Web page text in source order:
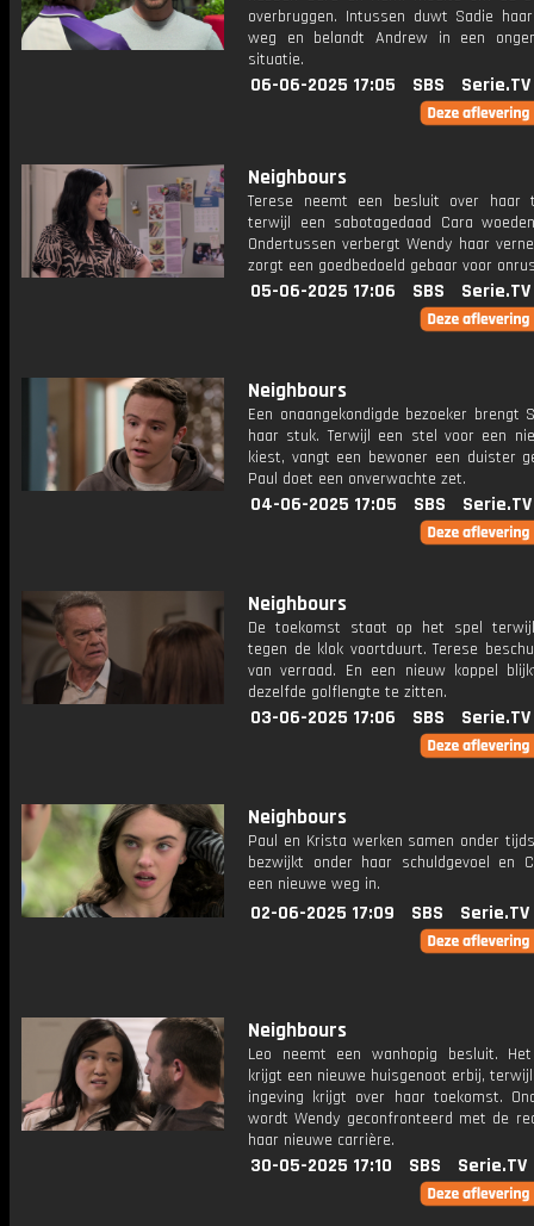
overbruggen. Intussen duwt Sadie
weg en belandt Andrew in een
situatie.
06-06-2025 17:05 SBS Serie.TV
Neighbours
Terese neemt een besluit over haar
terwijl een sabotagedaad Cara
Ondertussen verbergt Wendy haar
zorgt een goedbedoeld gebaar voor
05-06-2025 17:06 SBS Serie.TV
Neighbours
Een onaangekondigde bezoeker brengt
haar stuk. Terwijl een stel voor een
kiest, vangt een bewoner een duister
Paul doet een onverwachte zet.
04-06-2025 17:05 SBS Serie.TV
Neighbours
De toekomst staat op het spel
tegen de klok voortduurt. Terese
van verraad. En een nieuw koppel
dezelfde golflengte te zitten.
03-06-2025 17:06 SBS Serie.TV
Neighbours
Paul en Krista werken samen onder
bezwijkt onder haar schuldgevoel en
een nieuwe weg in.
02-06-2025 17:09 SBS Serie.TV
Neighbours
Leo neemt een wanhopig besluit.
krijgt een nieuwe huisgenoot erbij,
ingeving krijgt over haar toekomst.
wordt Wendy geconfronteerd met de
haar nieuwe carrière.
30-05-2025 17:10 SBS Serie.TV